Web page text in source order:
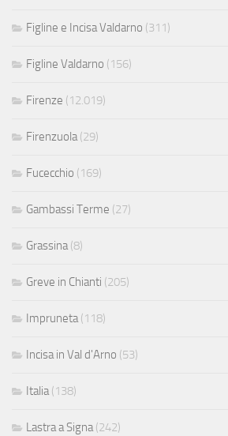
Figline e Incisa Valdarno (311)
Figline Valdarno (156)
Firenze (12.019)
Firenzuola(29)
Fucecchio (169)
Gambassi Terme (27)
Grassina(8)
Greve in Chianti (205)
Impruneta(118)
Incisa in Val d'Arno (53)
Italia(138)
Lastra a Signa(242)